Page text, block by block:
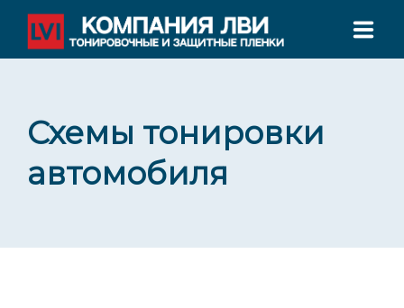
О НАС
УСЛУГИ ТОНИРОВАНИЯ
Схемы тонировки
автомобиля